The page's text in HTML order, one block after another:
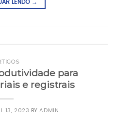
para
e registrais
13, 2023 BYADMIN